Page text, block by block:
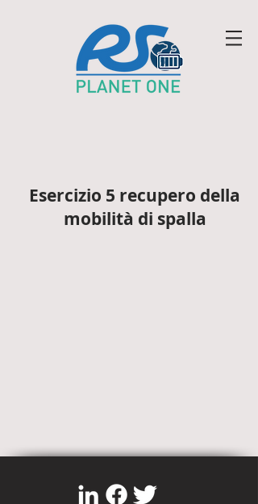
Esercizio 5 recupero della
mobilità di spalla